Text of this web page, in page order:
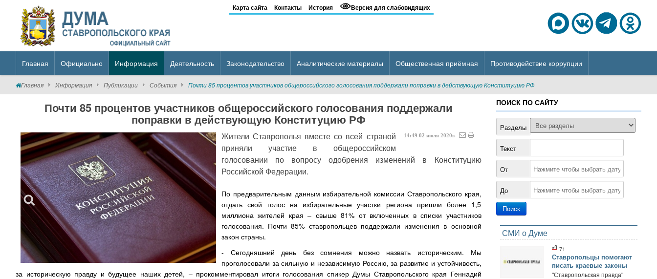
Карта сайта Контакты История Версия для слабовидящих
Главная Официально Информация Деятельность Законодательство Аналитические материалы Общественная приёмная Противодействие коррупции
Главная Информация Публикации События Почти 85 процентов участников общероссийского голосования поддержали поправки в действующую Конституцию РФ
Почти 85 процентов участников общероссийского голосования поддержали
поправки в действующую Конституцию РФ
14:49 02 июля 2020г.
Жители Ставрополья вместе со всей страной
приняли участие в общероссийском
голосовании по вопросу одобрения изменений в Конституцию
Российской Федерации.
По предварительным данным избирательной комиссии Ставропольского края,
отдать свой голос на избирательные участки региона пришли более 1,5
миллиона жителей края – свыше 81% от включенных в списки участников
голосования. Почти 85% ставропольцев поддержали изменения в основной
закон страны.
- Сегодняшний день без сомнения можно назвать историческим. Мы
проголосовали за сильную и независимую Россию, за развитие и устойчивость,
за историческую правду и будущее наших детей, – прокомментировал итоги голосования спикер Думы Ставропольского края Геннадий
ПОИСК ПО САЙТУ
Разделы
Текст
От
До
СМИ о Думе
71
Ставропольцы помогают
писать краевые законы
"Ставропольская правда"